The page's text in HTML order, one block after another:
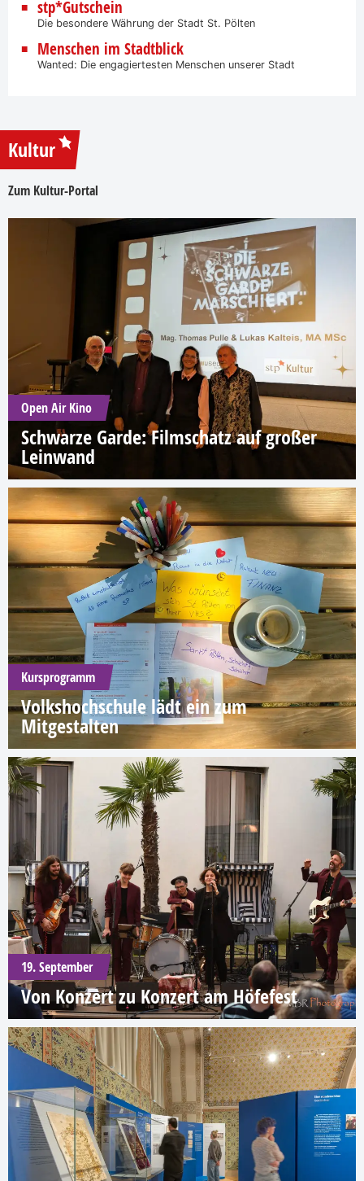
stp*Gutschein
Die besondere Währung der Stadt St. Pölten
Menschen im Stadtblick
Wanted: Die engagiertesten Menschen unserer Stadt
Kultur
Zum Kultur-Portal
Open Air Kino
Schwarze Garde: Filmschatz auf großer
Leinwand
Kursprogramm
Volkshochschule lädt ein zum
Mitgestalten
19. September
Von Konzert zu Konzert am Höfefest